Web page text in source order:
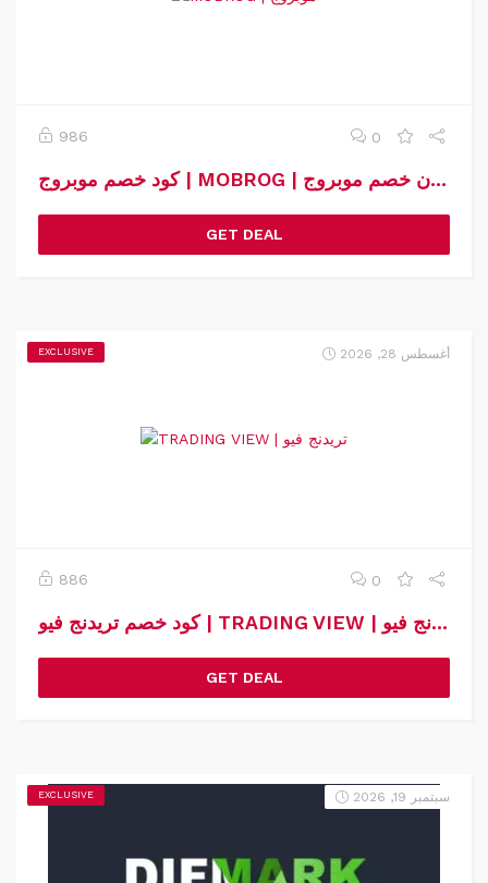
986 0
كود خصم موبروج | MOBROG | كوبون خصم موبروج
GET DEAL
EXCLUSIVE أغسطس 28, 2026
886 0
كود خصم تريدنج فيو | TRADING VIEW | كوبون خصم تريدنج فيو
GET DEAL
EXCLUSIVE سبتمبر 19, 2026